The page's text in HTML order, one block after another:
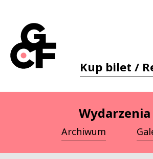
Kup bilet /
Wydarzenia
Archiwum